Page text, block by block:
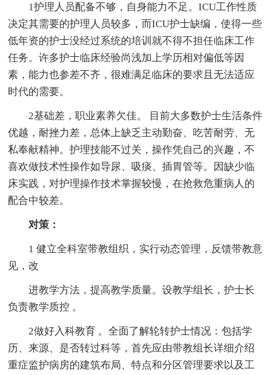
1护理人员配备不够，自身能力不足。ICU工作性质
决定其需要的护理人员较多，而ICU护士缺编，使得一些
低年资的护士没经过系统的培训就不得不担任临床工作
任务。许多护士临床经验尚浅加上学历相对偏低等因
素，能力也参差不齐，很难满足临床的要求且无法适应
时代的需要。
2基础差，职业素养欠佳。 目前大多数护士生活条件
优越，耐挫力差，总体上缺乏主动勤奋、吃苦耐劳、无
私奉献精神。护理技能不过关，操作凭自己的兴趣，不
喜欢做技术性操作如导尿、吸痰、插胃管等。因缺少临
床实践，对护理操作技术掌握较慢，在抢救危重病人的
配合中较差。
对策：
1 健立全科室带教组织，实行动态管理，反馈带教意
见，改
进教学方法，提高教学质量。设教学组长，护士长
负责教学质控 。
2做好入科教育 。全面了解轮转护士情况：包括学
历、来源、是否转过科等，首先应由带教组长详细介绍
重症监护病房的建筑布局、特点和分区管理要求以及工